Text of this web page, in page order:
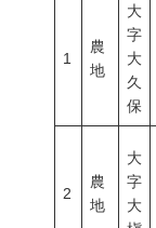
1
農
地
大
字
大
久
保
2
農
地
大
字
大